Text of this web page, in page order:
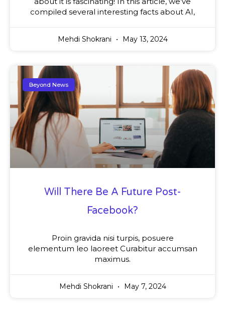
compiled several interesting facts about AI,
Mehdi Shokrani May 13, 2024
Beyond News
Will There Be A Future Post-
Facebook?
Proin gravida nisi turpis, posuere
elementum leo laoreet Curabitur accumsan
maximus.
Mehdi Shokrani May 7, 2024